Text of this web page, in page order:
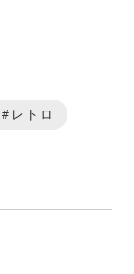
#レトロ